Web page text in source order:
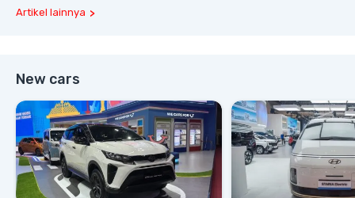
Artikel lainnya
New cars